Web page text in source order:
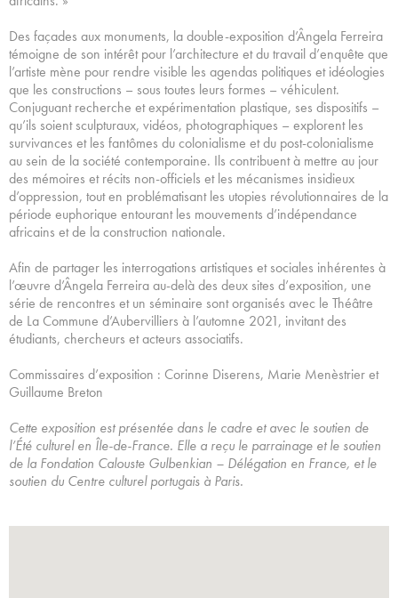
Des façades aux monuments, la double-exposition d’Ângela Ferreira
témoigne de son intérêt pour l’architecture et du travail d’enquête que
l’artiste mène pour rendre visible les agendas politiques et idéologies
que les constructions – sous toutes leurs formes – véhiculent.
Conjuguant recherche et expérimentation plastique, ses dispositifs –
qu’ils soient sculpturaux, vidéos, photographiques – explorent les
survivances et les fantômes du colonialisme et du post-colonialisme
au sein de la société contemporaine. Ils contribuent à mettre au jour
des mémoires et récits non-officiels et les mécanismes insidieux
d’oppression, tout en problématisant les utopies révolutionnaires de la
période euphorique entourant les mouvements d’indépendance
africains et de la construction nationale.
Afin de partager les interrogations artistiques et sociales inhérentes à
l’œuvre d’Ângela Ferreira au-delà des deux sites d’exposition, une
série de rencontres et un séminaire sont organisés avec le Théâtre
de La Commune d’Aubervilliers à l’automne 2021, invitant des
étudiants, chercheurs et acteurs associatifs.
Commissaires d’exposition : Corinne Diserens, Marie Menèstrier et
Guillaume Breton
Cette exposition est présentée dans le cadre et avec le soutien de
l’Été culturel en Île-de-France. Elle a reçu le parrainage et le soutien
de la Fondation Calouste Gulbenkian – Délégation en France, et le
soutien du Centre culturel portugais à Paris.